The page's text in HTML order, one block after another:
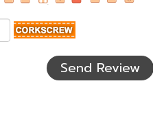
Send Review